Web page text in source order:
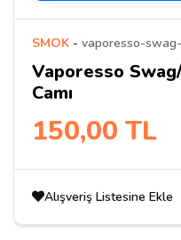
SMOK - vaporesso-
Vaporesso
Camı
150,00 TL
Alışveriş Listesine Ekle